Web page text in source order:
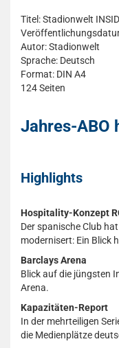
Titel: Stadionwelt
Autor: Stadionwelt
Sprache: Deutsch
Format: DIN A4
124 Seiten
Jahres-ABO
Highlights
Hospitality-Konzept
Der spanische Club
modernisert: Ein Blick
Barclays Arena
Blick auf die jüngsten
Arena.
Kapazitäten-Report
In der mehrteiligen
die Medienplätze